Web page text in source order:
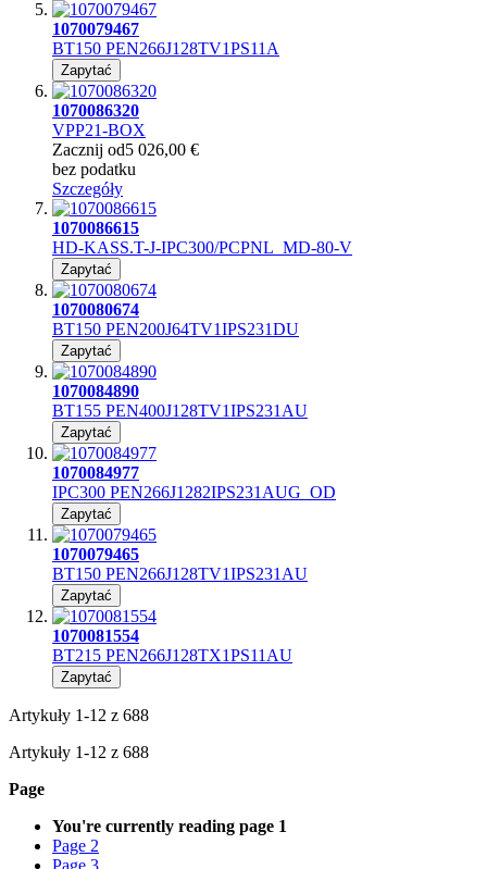
1070079467
BT150 PEN266J128TV1PS11A
Zapytać
1070086320
VPP21-BOX
Zacznij od5 026,00 €
bez podatku
Szczegóły
1070086615
HD-KASS.T-J-IPC300/PCPNL_MD-80-V
Zapytać
1070080674
BT150 PEN200J64TV1IPS231DU
Zapytać
1070084890
BT155 PEN400J128TV1IPS231AU
Zapytać
1070084977
IPC300 PEN266J1282IPS231AUG_OD
Zapytać
1070079465
BT150 PEN266J128TV1IPS231AU
Zapytać
1070081554
BT215 PEN266J128TX1PS11AU
Zapytać
Artykuły 1-12 z 688
Artykuły 1-12 z 688
Page
You're currently reading page 1
Page 2
Page 3